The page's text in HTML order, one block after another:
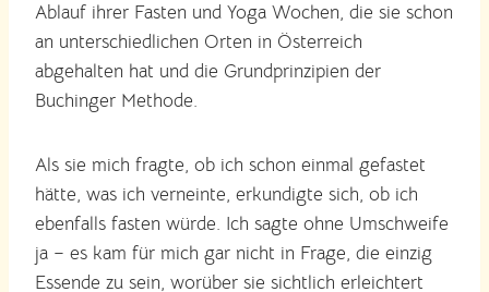
Ablauf ihrer Fasten und Yoga Wochen, die sie schon
an unterschiedlichen Orten in Österreich
abgehalten hat und die Grundprinzipien der
Buchinger Methode.
Als sie mich fragte, ob ich schon einmal gefastet
hätte, was ich verneinte, erkundigte sich, ob ich
ebenfalls fasten würde. Ich sagte ohne Umschweife
ja – es kam für mich gar nicht in Frage, die einzig
Essende zu sein, worüber sie sichtlich erleichtert